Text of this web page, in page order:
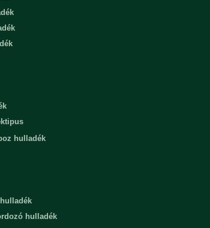
hulladék
hulladék